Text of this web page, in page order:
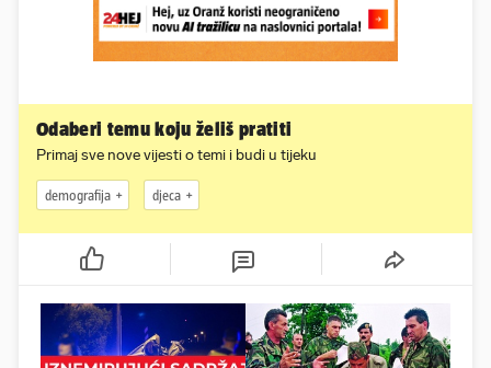
Odaberi temu koju želiš pratiti
Primaj sve nove vijesti o temi i budi u tijeku
demografija djeca